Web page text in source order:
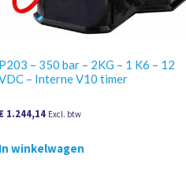
P203 – 350 bar – 2KG – 1 K6 – 12
– Interne V10 timer
1.244,14 Excl. btw
In winkelwagen